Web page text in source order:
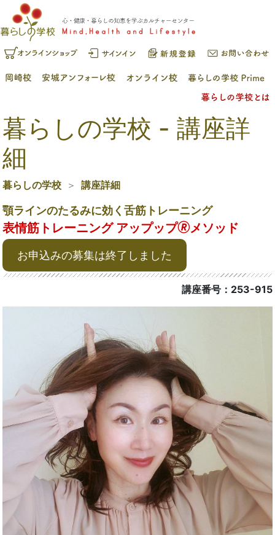
暮らしの学校 - 講座詳
細
暮らしの学校 講座詳細
顎ラインのたるみに効く舌筋トレーニング
表情筋トレーニング アップップ🄬メソッド
お申込みの募集は終了しました
講座番号：253-915